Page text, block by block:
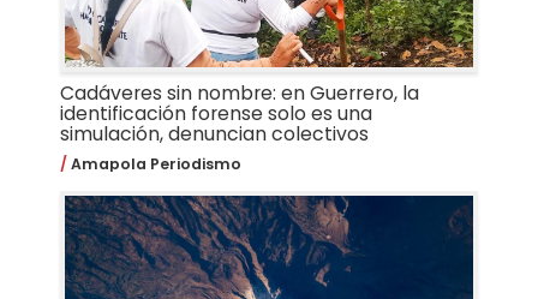
Cadáveres sin nombre: en Guerrero, la
identificación forense solo es una
simulación, denuncian colectivos
Amapola Periodismo